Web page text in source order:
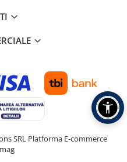
SRL Platforma E-commerce